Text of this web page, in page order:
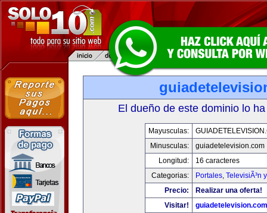
El dueño de este dominio lo
Mayusculas:
Minusculas:
guiadetelevision.com
Longitud:
16 caracteres
Categorias:
Portales, TelevisiÃ³n
Precio:
Realizar una oferta!
Visitar!
guiadetelevision.com